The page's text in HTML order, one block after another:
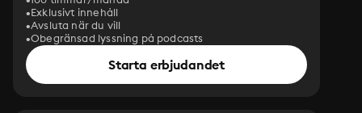
Exklusivt innehåll
Avsluta när du vill
Obegränsad lyssning på podcasts
Starta erbjudandet